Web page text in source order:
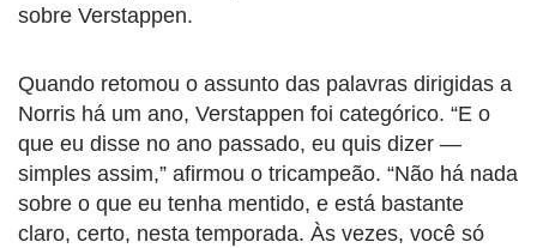
sobre Verstappen.
Quando retomou o assunto das palavras dirigidas a
Norris há um ano, Verstappen foi categórico. “E o
que eu disse no ano passado, eu quis dizer —
simples assim,” afirmou o tricampeão. “Não há nada
sobre o que eu tenha mentido, e está bastante
claro, certo, nesta temporada. Às vezes, você só